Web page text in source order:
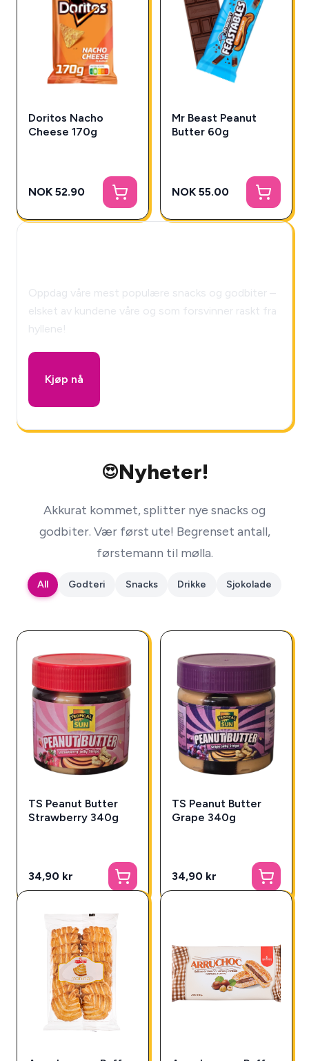
Doritos Nacho
Cheese 170g
NOK 52.90
Mr Beast Peanut
Butter 60g
NOK 55.00
Oppdag våre mest populære snacks og godbiter –
elsket av kundene våre og som forsvinner raskt fra
hyllene!
Kjøp nå
😍Nyheter!
Akkurat kommet, splitter nye snacks og
godbiter. Vær først ute! Begrenset antall,
førstemann til mølla.
All Godteri Snacks Drikke Sjokolade
TS Peanut Butter
Strawberry 340g
34,90 kr
TS Peanut Butter
Grape 340g
34,90 kr